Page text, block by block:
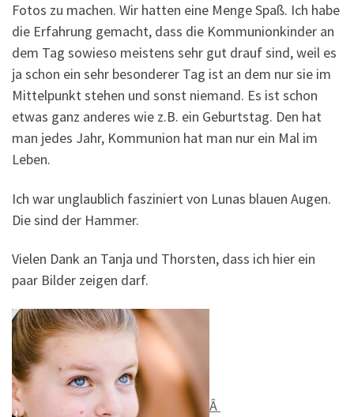
Fotos zu machen. Wir hatten eine Menge Spaß. Ich habe
die Erfahrung gemacht, dass die Kommunionkinder an
dem Tag sowieso meistens sehr gut drauf sind, weil es
ja schon ein sehr besonderer Tag ist an dem nur sie im
Mittelpunkt stehen und sonst niemand. Es ist schon
etwas ganz anderes wie z.B. ein Geburtstag. Den hat
man jedes Jahr, Kommunion hat man nur ein Mal im
Leben.
Ich war unglaublich fasziniert von Lunas blauen Augen.
Die sind der Hammer.
Vielen Dank an Tanja und Thorsten, dass ich hier ein
paar Bilder zeigen darf.
Â